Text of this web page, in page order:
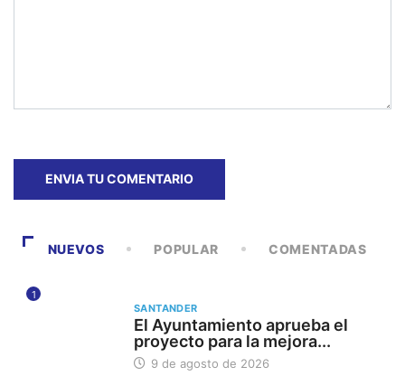
NUEVOS POPULAR COMENTADAS
1
SANTANDER
El Ayuntamiento aprueba el
proyecto para la mejora...
9 de agosto de 2026